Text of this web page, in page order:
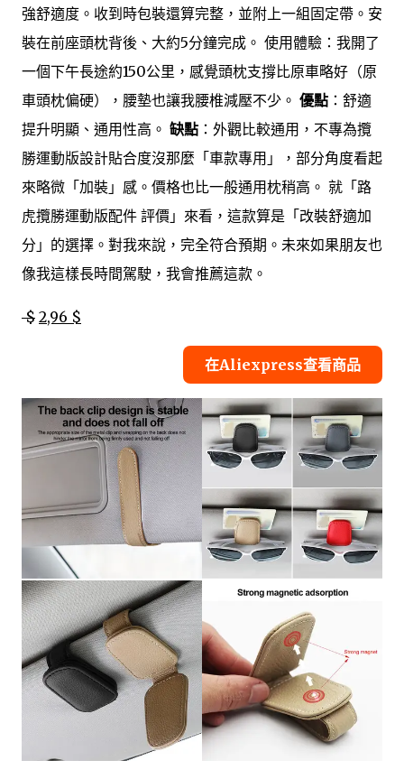
強舒適度。收到時包裝還算完整，並附上一組固定帶。安
裝在前座頭枕背後、大約5分鐘完成。 使用體驗：我開了
一個下午長途約150公里，感覺頭枕支撐比原車略好（原
車頭枕偏硬），腰墊也讓我腰椎減壓不少。 優點 ：舒適
提升明顯、通用性高。 缺點 ：外觀比較通用，不專為攬
勝運動版設計貼合度沒那麼「車款專用」，部分角度看起
來略微「加裝」感。價格也比一般通用枕稍高。 就「路
虎攬勝運動版配件 評價」來看，這款算是「改裝舒適加
分」的選擇。對我來說，完全符合預期。未來如果朋友也
像我這樣長時間駕駛，我會推薦這款。
$ 2,96 $
在Aliexpress查看商品